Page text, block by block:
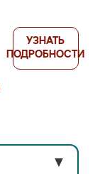
УЗНАТЬ
ПОДРОБНОСТИ
▼